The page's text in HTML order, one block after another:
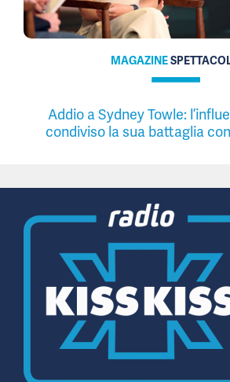
MAGAZINE
Addio a Sydney Towle:
condiviso la sua battaglia